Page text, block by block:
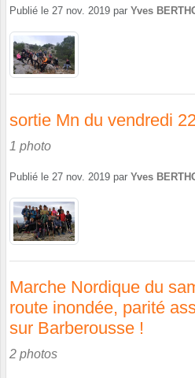
Publié le 27 nov. 2019 par Yves
sortie Mn du vendredi
1 photo
Publié le 27 nov. 2019 par Yves
Marche Nordique du
route inondée, parité
sur Barberousse !
2 photos